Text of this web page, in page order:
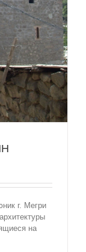
г. Мегри
на